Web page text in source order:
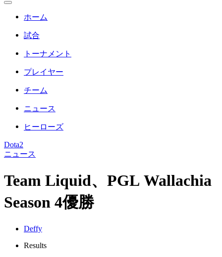
ホーム
試合
トーナメント
プレイヤー
チーム
ニュース
ヒーローズ
Dota2
ニュース
Team Liquid、PGL Wallachia
Season 4優勝
Deffy
Results